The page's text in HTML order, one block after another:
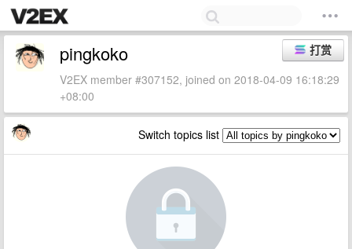
打赏
pingkoko
V2EX member #307152, joined on 2018-04-09 16:18:29
+08:00
Switch topics list